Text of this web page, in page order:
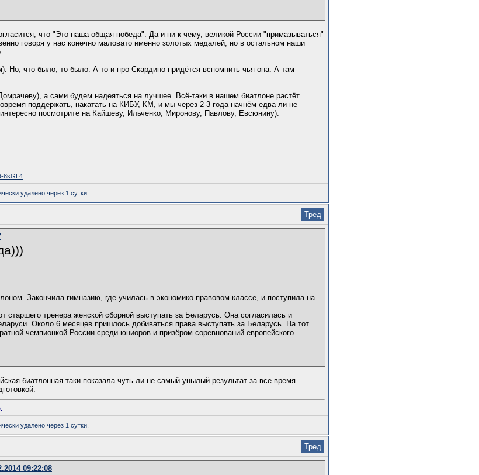
что "Это наша общая победа". Да и ни к чему, великой России "примазываться"
говоря у нас конечно маловато именно золотых медалей, но в остальном наши
Но, что было, то было. А то и про Скардино придётся вспомнить чья она. А там
а сами будем надеяться на лучшее. Всё-таки в нашем биатлоне растёт
поддержать, накатать на КИБУ, КМ, и мы через 2-3 года начнём едва ли не
посмотрите на Кайшеву, Ильченко, Миронову, Павлову, Евсюнину).
8sGL4
удалено через 1 сутки.
Тред
Закончила гимназию, где училась в экономико-правовом классе, и поступила на
старшего тренера женской сборной выступать за Беларусь. Она согласилась и
Около 6 месяцев пришлось добиваться права выступать за Беларусь. На тот
чемпионкой России среди юниоров и призёром соревнований европейского
биатлонная таки показала чуть ли не самый унылый результат за все время
удалено через 1 сутки.
Тред
09:22:08